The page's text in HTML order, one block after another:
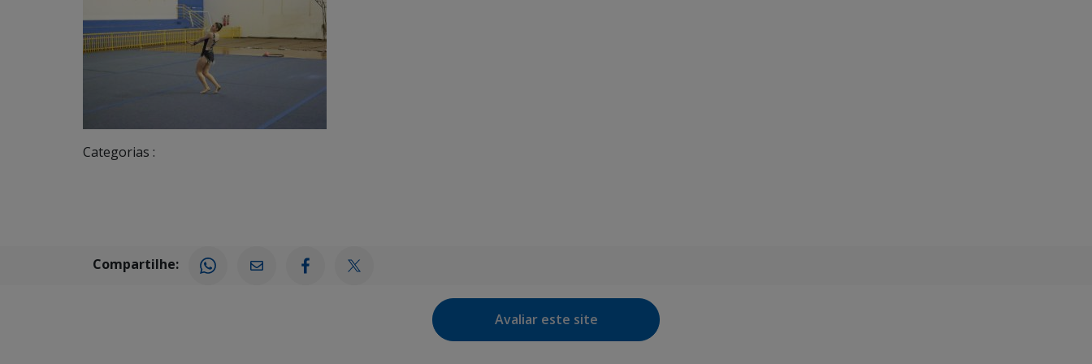
Categorias :
Compartilhe:
Avaliar este site